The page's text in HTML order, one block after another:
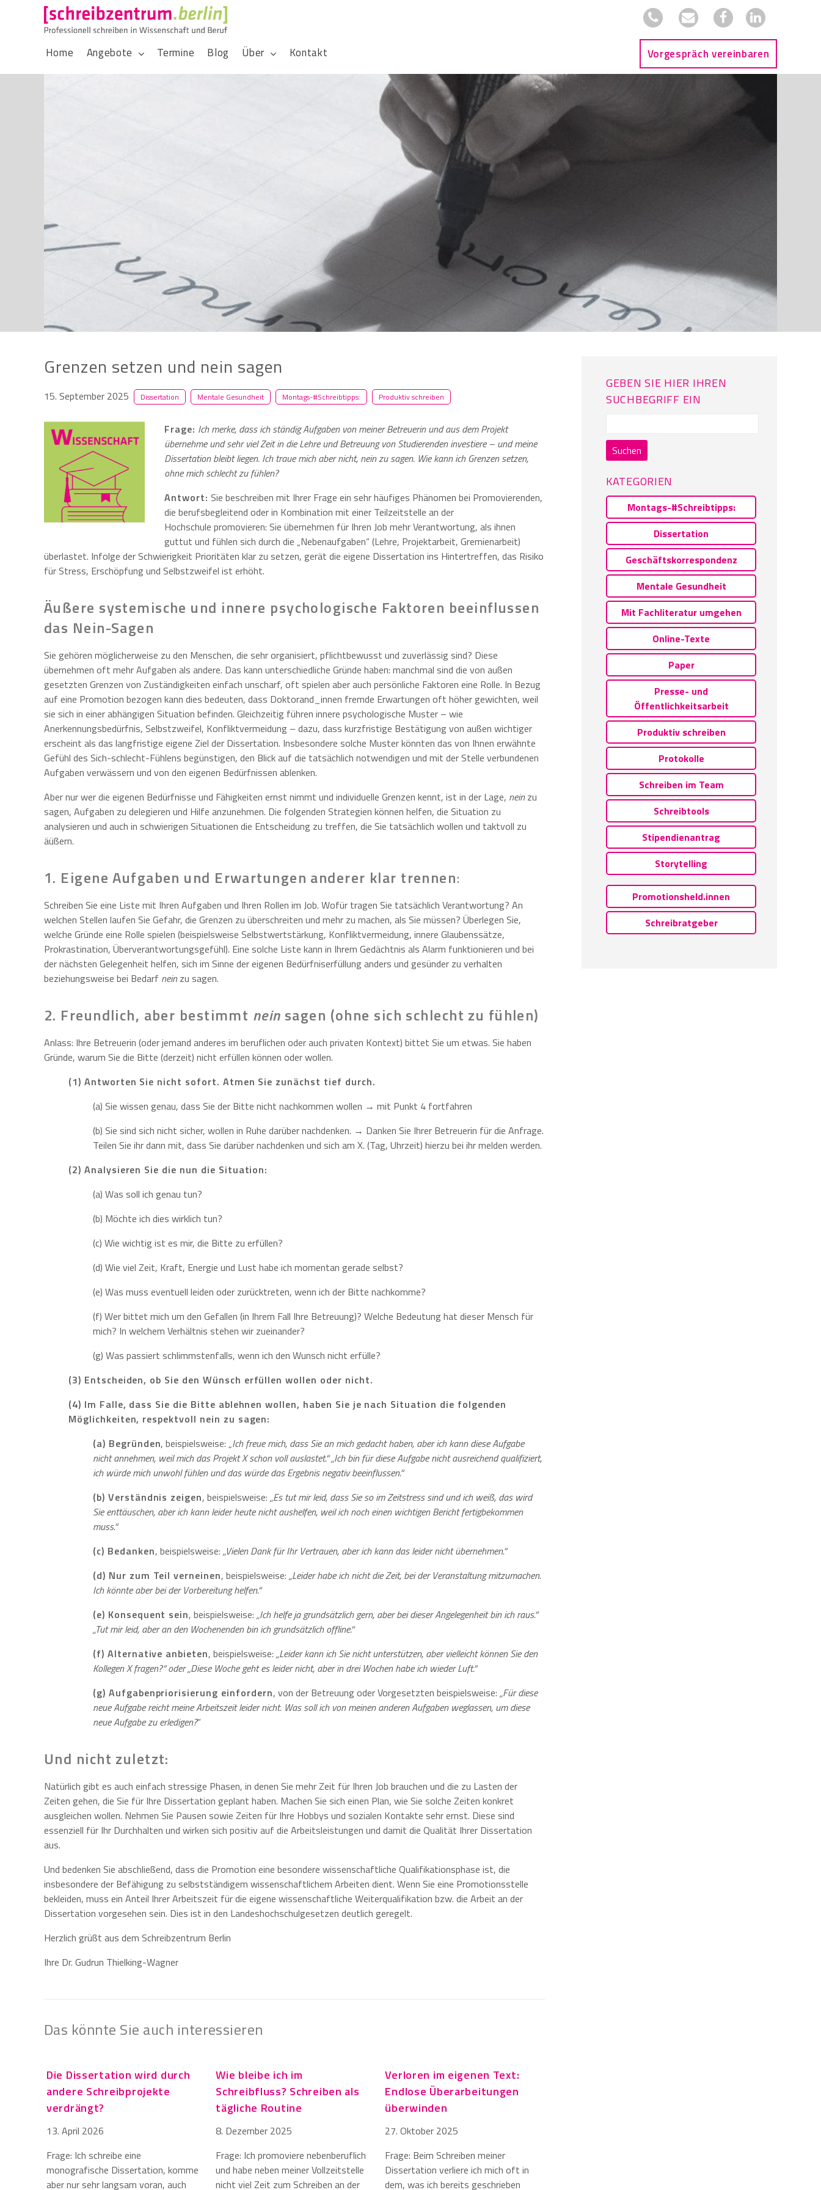
Home Angebote Termine Blog Über Kontakt Vorgespräch vereinbaren
Grenzen setzen und nein sagen
15. September 2025 Dissertation Mentale Gesundheit Montags-#Schreibtipps: Produktiv schreiben
Frage: Ich merke, dass ich ständig Aufgaben von meiner Betreuerin und aus dem Projekt
übernehme und sehr viel Zeit in die Lehre und Betreuung von Studierenden investiere – und meine
Dissertation bleibt liegen. Ich traue mich aber nicht, nein zu sagen. Wie kann ich Grenzen setzen,
ohne mich schlecht zu fühlen?
Antwort: Sie beschreiben mit Ihrer Frage ein sehr häufiges Phänomen bei Promovierenden,
die berufsbegleitend oder in Kombination mit einer Teilzeitstelle an der
Hochschule promovieren: Sie übernehmen für Ihren Job mehr Verantwortung, als ihnen
guttut und fühlen sich durch die „Nebenaufgaben“ (Lehre, Projektarbeit, Gremienarbeit)
überlastet. Infolge der Schwierigkeit Prioritäten klar zu setzen, gerät die eigene Dissertation ins Hintertreffen, das Risiko
für Stress, Erschöpfung und Selbstzweifel ist erhöht.
Äußere systemische und innere psychologische Faktoren beeinflussen
das Nein-Sagen
Sie gehören möglicherweise zu den Menschen, die sehr organisiert, pflichtbewusst und zuverlässig sind? Diese
übernehmen oft mehr Aufgaben als andere. Das kann unterschiedliche Gründe haben: manchmal sind die von außen
gesetzten Grenzen von Zuständigkeiten einfach unscharf, oft spielen aber auch persönliche Faktoren eine Rolle. In Bezug
auf eine Promotion bezogen kann dies bedeuten, dass Doktorand_innen fremde Erwartungen oft höher gewichten, weil
sie sich in einer abhängigen Situation befinden. Gleichzeitig führen innere psychologische Muster – wie
Anerkennungsbedürfnis, Selbstzweifel, Konfliktvermeidung – dazu, dass kurzfristige Bestätigung von außen wichtiger
erscheint als das langfristige eigene Ziel der Dissertation. Insbesondere solche Muster könnten das von Ihnen erwähnte
Gefühl des Sich-schlecht-Fühlens begünstigen, den Blick auf die tatsächlich notwendigen und mit der Stelle verbundenen
Aufgaben verwässern und von den eigenen Bedürfnissen ablenken.
Aber nur wer die eigenen Bedürfnisse und Fähigkeiten ernst nimmt und individuelle Grenzen kennt, ist in der Lage, neinzu
sagen, Aufgaben zu delegieren und Hilfe anzunehmen. Die folgenden Strategien können helfen, die Situation zu
analysieren und auch in schwierigen Situationen die Entscheidung zu treffen, die Sie tatsächlich wollen und taktvoll zu
äüßern.
1. Eigene Aufgaben und Erwartungen anderer klar trennen:
Schreiben Sie eine Liste mit Ihren Aufgaben und Ihren Rollen im Job. Wofür tragen Sie tatsächlich Verantwortung? An
welchen Stellen laufen Sie Gefahr, die Grenzen zu überschreiten und mehr zu machen, als Sie müssen? Überlegen Sie,
welche Gründe eine Rolle spielen (beispielsweise Selbstwertstärkung, Konfliktvermeidung, innere Glaubenssätze,
Prokrastination, Überverantwortungsgefühl). Eine solche Liste kann in Ihrem Gedächtnis als Alarm funktionieren und bei
der nächsten Gelegenheit helfen, sich im Sinne der eigenen Bedürfniserfüllung anders und gesünder zu verhalten
beziehungsweise bei Bedarf neinzu sagen.
2. Freundlich, aber bestimmt nein sagen (ohne sich schlecht zu fühlen)
Anlass: Ihre Betreuerin (oder jemand anderes im beruflichen oder auch privaten Kontext) bittet Sie um etwas. Sie haben
Gründe, warum Sie die Bitte (derzeit) nicht erfüllen können oder wollen.
(1) Antworten Sie nicht sofort. Atmen Sie zunächst tief durch.
(a) Sie wissen genau, dass Sie der Bitte nicht nachkommen wollen → mit Punkt 4 fortfahren
(b) Sie sind sich nicht sicher, wollen in Ruhe darüber nachdenken. → Danken Sie Ihrer Betreuerin für die Anfrage.
Teilen Sie ihr dann mit, dass Sie darüber nachdenken und sich am X. (Tag, Uhrzeit) hierzu bei ihr melden werden.
(2) Analysieren Sie die nun die Situation:
(a) Was soll ich genau tun?
(b) Möchte ich dies wirklich tun?
(c) Wie wichtig ist es mir, die Bitte zu erfüllen?
(d) Wie viel Zeit, Kraft, Energie und Lust habe ich momentan gerade selbst?
(e) Was muss eventuell leiden oder zurücktreten, wenn ich der Bitte nachkomme?
(f) Wer bittet mich um den Gefallen (in Ihrem Fall Ihre Betreuung)? Welche Bedeutung hat dieser Mensch für
mich? In welchem Verhältnis stehen wir zueinander?
(g) Was passiert schlimmstenfalls, wenn ich den Wunsch nicht erfülle?
(3) Entscheiden, ob Sie den Wünsch erfüllen wollen oder nicht.
(4) Im Falle, dass Sie die Bitte ablehnen wollen, haben Sie je nach Situation die folgenden
Möglichkeiten, respektvoll nein zu sagen:
(a) Begründen, beispielsweise: „Ich freue mich, dass Sie an mich gedacht haben, aber ich kann diese Aufgabe
nicht annehmen, weil mich das Projekt X schon voll auslastet.“„Ich bin für diese Aufgabe nicht ausreichend qualifiziert,
ich würde mich unwohl fühlen und das würde das Ergebnis negativ beeinflussen.“
(b) Verständnis zeigen, beispielsweise:„Es tut mir leid, dass Sie so im Zeitstress sind und ich weiß, das wird
Sie enttäuschen, aber ich kann leider heute nicht aushelfen, weil ich noch einen wichtigen Bericht fertigbekommen
muss.“
(c) Bedanken, beispielsweise: „Vielen Dank für Ihr Vertrauen, aber ich kann das leider nicht übernehmen.“
(d) Nur zum Teil verneinen, beispielsweise: „Leider habe ich nicht die Zeit, bei der Veranstaltung mitzumachen.
Ich könnte aber bei der Vorbereitung helfen.“
(e) Konsequent sein, beispielsweise:„Ich helfe ja grundsätzlich gern, aber bei dieser Angelegenheit bin ich raus.“
„Tut mir leid, aber an den Wochenenden bin ich grundsätzlich offline.“
(f) Alternative anbieten, beispielsweise:„Leider kann ich Sie nicht unterstützen, aber vielleicht können Sie den
Kollegen X fragen?“ oder „Diese Woche geht es leider nicht, aber in drei Wochen habe ich wieder Luft.“
(g) Aufgabenpriorisierung einfordern, von der Betreuung oder Vorgesetzten beispielsweise: „Für diese
neue Aufgabe reicht meine Arbeitszeit leider nicht. Was soll ich von meinen anderen Aufgaben weglassen, um diese
neue Aufgabe zu erledigen?“
Und nicht zuletzt:
Natürlich gibt es auch einfach stressige Phasen, in denen Sie mehr Zeit für Ihren Job brauchen und die zu Lasten der
Zeiten gehen, die Sie für Ihre Dissertation geplant haben. Machen Sie sich einen Plan, wie Sie solche Zeiten konkret
ausgleichen wollen. Nehmen Sie Pausen sowie Zeiten für Ihre Hobbys und sozialen Kontakte sehr ernst. Diese sind
essenziell für Ihr Durchhalten und wirken sich positiv auf die Arbeitsleistungen und damit die Qualität Ihrer Dissertation
aus.
Und bedenken Sie abschließend, dass die Promotion eine besondere wissenschaftliche Qualifikationsphase ist, die
insbesondere der Befähigung zu selbstständigem wissenschaftlichem Arbeiten dient. Wenn Sie eine Promotionsstelle
bekleiden, muss ein Anteil Ihrer Arbeitszeit für die eigene wissenschaftliche Weiterqualifikation bzw. die Arbeit an der
Dissertation vorgesehen sein. Dies ist in den Landeshochschulgesetzen deutlich geregelt.
Herzlich grüßt aus dem Schreibzentrum Berlin
Ihre Dr. Gudrun Thielking-Wagner
Das könnte Sie auch interessieren
Die Dissertation wird durch
andere Schreibprojekte
verdrängt?
13. April 2026
Frage: Ich schreibe eine
monografische Dissertation, komme
aber nur sehr langsam voran, auch
Wie bleibe ich im
Schreibfluss? Schreiben als
tägliche Routine
8. Dezember 2025
Frage: Ich promoviere nebenberuflich
und habe neben meiner Vollzeitstelle
nicht viel Zeit zum Schreiben an der
Verloren im eigenen Text:
Endlose Überarbeitungen
überwinden
27. Oktober 2025
Frage: Beim Schreiben meiner
Dissertation verliere ich mich oft in
dem, was ich bereits geschrieben
GEBEN SIE HIER IHREN
SUCHBEGRIFF EIN
KATEGORIEN
Montags-#Schreibtipps:
Dissertation
Geschäftskorrespondenz
Mentale Gesundheit
Mit Fachliteratur umgehen
Online-Texte
Paper
Presse- und
Öffentlichkeitsarbeit
Produktiv schreiben
Protokolle
Schreiben im Team
Schreibtools
Stipendienantrag
Storytelling
Promotionsheld.innen
Schreibratgeber